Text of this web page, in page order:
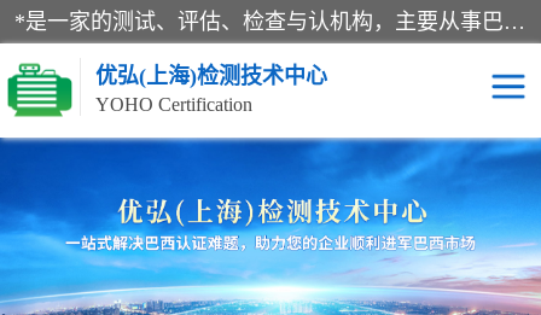
*是一家的测试、评估、检查与认机构，主要从事巴西NR10认证、NR12认证、NR13认证；ANATEL认证、INMTRO认证，欧盟CE认证：MD认证，PED认证，MID认证，ATEX认证，德国蓝色天使认证。
优弘(上海)检测技术中心
YOHO Certification
RECYCLASS认证 NR10认证
NR12认证 NR13认证